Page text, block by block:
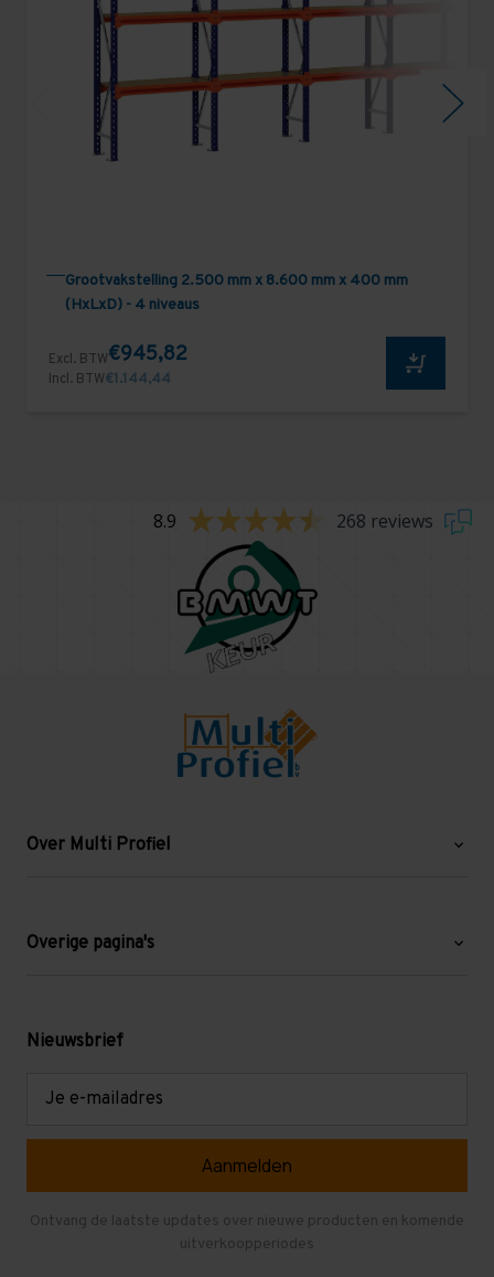
Grootvakstelling 2.500 mm x 8.600 mm x 400 mm
(HxLxD) - 4 niveaus
Excl. BTW€945,82
Incl. BTW€1.144,44
8.9 268 reviews
Over Multi Profiel
Blog
Levering en afhalen
Overige pagina's
Mezzanine
Gebruikte entresolvloeren
Nieuwsbrief
Ontvang de laatste updates over nieuwe producten en komende
uitverkoopperiodes